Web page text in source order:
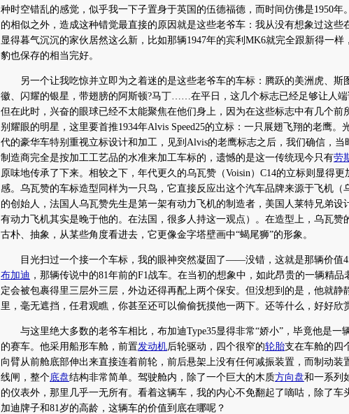
种时空错乱的感觉，似乎我一下子置身于英国的伍德福德，而时间仿佛是1950年
的相似之外，造成这种错觉最直接的原因就是这些老爷车：我从没有想象过这些
显得暮气沉沉的家伙居然这么新，比如那辆1947年的宾利MK6就完全跟新得一样
豹也保存的相当完好。
另一个让我吃惊并立即为之着迷的是这些老爷车的车标：腾跃的美洲虎、斯
徽、闪耀的银星，带翅膀的阿斯顿?马丁……在平日，这几个标志已经足够让人端
但在此时，兴奋的眼球已经不太能聚焦在他们身上，因为在这些标志中有几个前
别耀眼的明星，这里要首推1934年Alvis Speed25的立标：一只展翅飞翔的老鹰。
代的豪华车特别重视立标设计和加工，见到Alvis的老鹰标志之后，我们确信，当
制造商完全是按加工工艺品的水准来加工车标的，遗憾的是这一传统现今只有劳
原味地传承了下来。相较之下，年代更久的乌瓦赞（Voisin）C14的立标则显得更
感。乌瓦赞的车标造型同样为一只鸟，它直接反应出这个汽车品牌来源于飞机（
的创始人，法国人乌瓦赞先生是第一架有动力飞机的制造者，美国人莱特兄弟设
有动力飞机其实是晚于他的。在法国，很多人持这一观点）。在造型上，乌瓦赞
古朴、抽象，从某些角度看进去，它更像金字塔壁画中“蝎尾狮”的形象。
目光扫过一个接一个车标，我的眼神突然凝固了——没错，这就是那辆价值
布加迪 ，那辆传说中的81年前的F1战车。在当初的想象中，如此昂贵的一辆精品
定会被包裹得里三层外三层，外边还得再配上两个保安。但没想到的是，他就静
里，毫无遮挡，任君观瞧，你甚至还可以偷偷抚摸他一两下。还等什么，好好欣
与这里绝大多数的老爷车相比，布加迪Type35显得非常“娇小”，毕竟他是一
的赛车。他采用船形车舱，前置发动机后轮驱动，四个很窄的轮胎支在车舱的四
向臂从前舱底部伸出来直接连着前轮，前后悬架上没有任何减振装置，而制动装
线闸，整个底盘结构非常简单。驾驶舱内，除了一个巨大的木质方向盘和一系列
的仪表外，那里几乎一无所有。看着这辆车，我的内心不免翻起了嘀咕，除了车
加迪牌子和81岁的高龄，这辆车的价值到底在哪呢？